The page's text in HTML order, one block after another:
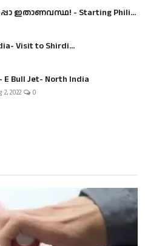
ഇതാണവസ്ഥ! - Starting Phili...
Visit to Shirdi...
E Bull Jet- North India
2, 2022 0